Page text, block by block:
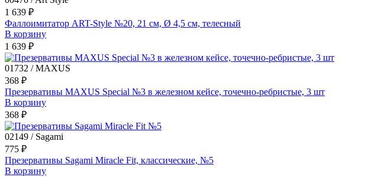
1 639 ₽
Фаллоимитатор ART-Style №20, 21 см, Ø 4,5 см, телесный
В корзину
1 639 ₽
01732 / MAXUS
368 ₽
Презервативы MAXUS Special №3 в железном кейсе, точечно-ребристые, 3 шт
В корзину
368 ₽
02149 / Sagami
775 ₽
Презервативы Sagami Miracle Fit, классические, №5
В корзину